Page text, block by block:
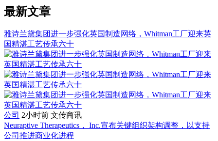
最新文章
雅诗兰黛集团进一步强化英国制造网络，Whitman工厂迎来英
国精湛工艺传承六十
公司 2小时前 文传商讯
Neuraptive Therapeutics， Inc.宣布关键组织架构调整，以支持
公司推进商业化进程